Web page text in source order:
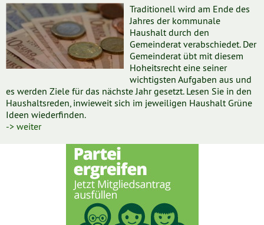
Traditionell wird am Ende des
Jahres der kommunale
Haushalt durch den
Gemeinderat verabschiedet. Der
Gemeinderat übt mit diesem
Hoheitsrecht eine seiner
wichtigsten Aufgaben aus und
es werden Ziele für das nächste Jahr gesetzt. Lesen Sie in den
Haushaltsreden, inwieweit sich im jeweiligen Haushalt Grüne
Ideen wiederfinden.
-> weiter